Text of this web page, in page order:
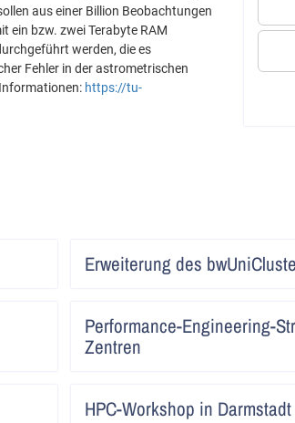
aus einer Billion Beobachtungen
ein bzw. zwei Terabyte RAM
werden, die es
Fehler in der astrometrischen
https://tu-
Erweiterung des
Performance-Engineering-
Zentren
HPC-Workshop in Darmstadt